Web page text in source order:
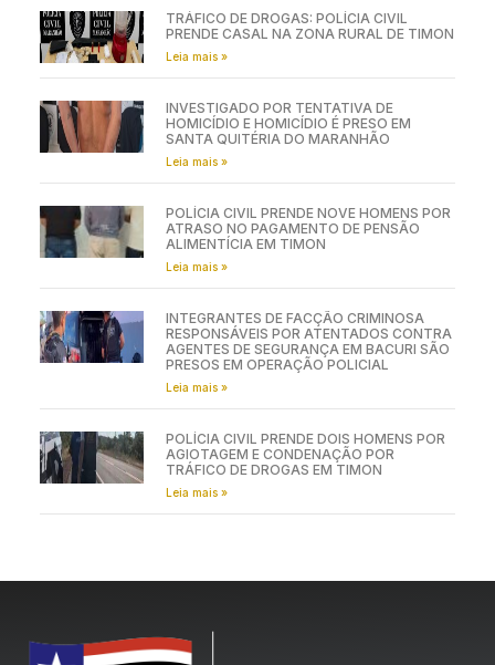
TRÁFICO DE DROGAS: POLÍCIA CIVIL
PRENDE CASAL NA ZONA RURAL DE TIMON
Leia mais »
INVESTIGADO POR TENTATIVA DE
HOMICÍDIO E HOMICÍDIO É PRESO EM
SANTA QUITÉRIA DO MARANHÃO
Leia mais »
POLÍCIA CIVIL PRENDE NOVE HOMENS POR
ATRASO NO PAGAMENTO DE PENSÃO
ALIMENTÍCIA EM TIMON
Leia mais »
INTEGRANTES DE FACÇÃO CRIMINOSA
RESPONSÁVEIS POR ATENTADOS CONTRA
AGENTES DE SEGURANÇA EM BACURI SÃO
PRESOS EM OPERAÇÃO POLICIAL
Leia mais »
POLÍCIA CIVIL PRENDE DOIS HOMENS POR
AGIOTAGEM E CONDENAÇÃO POR
TRÁFICO DE DROGAS EM TIMON
Leia mais »